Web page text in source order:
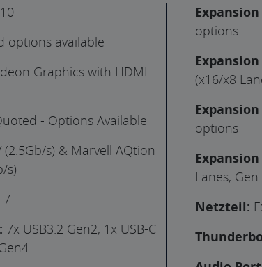
options available
Graphics with HDMI
- Options Available
(2.5Gb/s) & Marvell AQtion
s)
7
7x USB3.2 Gen2, 1x USB-C
options
(x16/x8
options
Lanes, Gen
Netzteil: